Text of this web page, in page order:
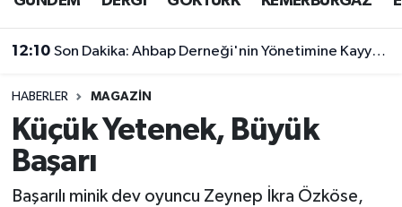
12:10 Son Dakika: Ahbap Derneği'nin Yönetimine Kayyum Atandı
HABERLER MAGAZİN
Küçük Yetenek, Büyük
Başarı
Başarılı minik dev oyuncu Zeynep İkra Özköse,
DERGİ
DÜNYA
EĞİTİM
EKONOMİ
Süper Lig Puan Durumu ve Fikstür
Tüm Manşetler
Son Dakika Haberleri
Haber Arşivi